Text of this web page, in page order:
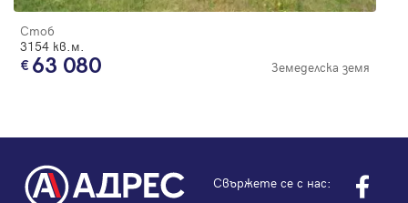
Стоб
3154 кв.м.
63 080 Земеделска земя
Свържете се с нас: